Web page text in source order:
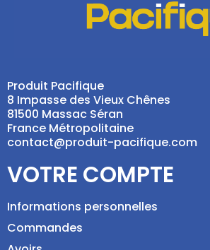
Produit Pacifique
8 Impasse des Vieux Chênes
81500 Massac Séran
France Métropolitaine
contact@produit-pacifique.com
VOTRE COMPTE
Informations personnelles
Commandes